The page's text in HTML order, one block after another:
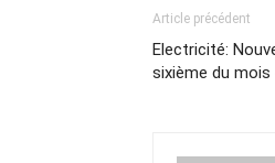
Article précédent
Electricité:
sixième du mois